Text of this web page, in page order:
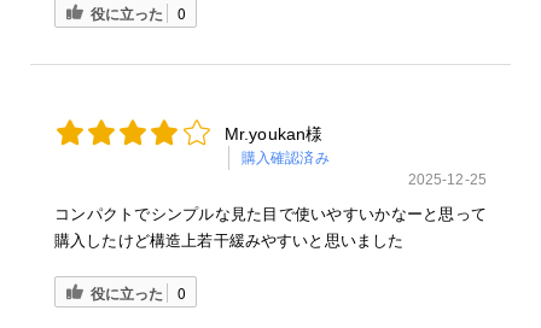
役に立った 0
Mr.youkan様
購入確認済み
2025-12-25
コンパクトでシンプルな見た目で使いやすいかなーと思って
購入したけど構造上若干緩みやすいと思いました
役に立った 0